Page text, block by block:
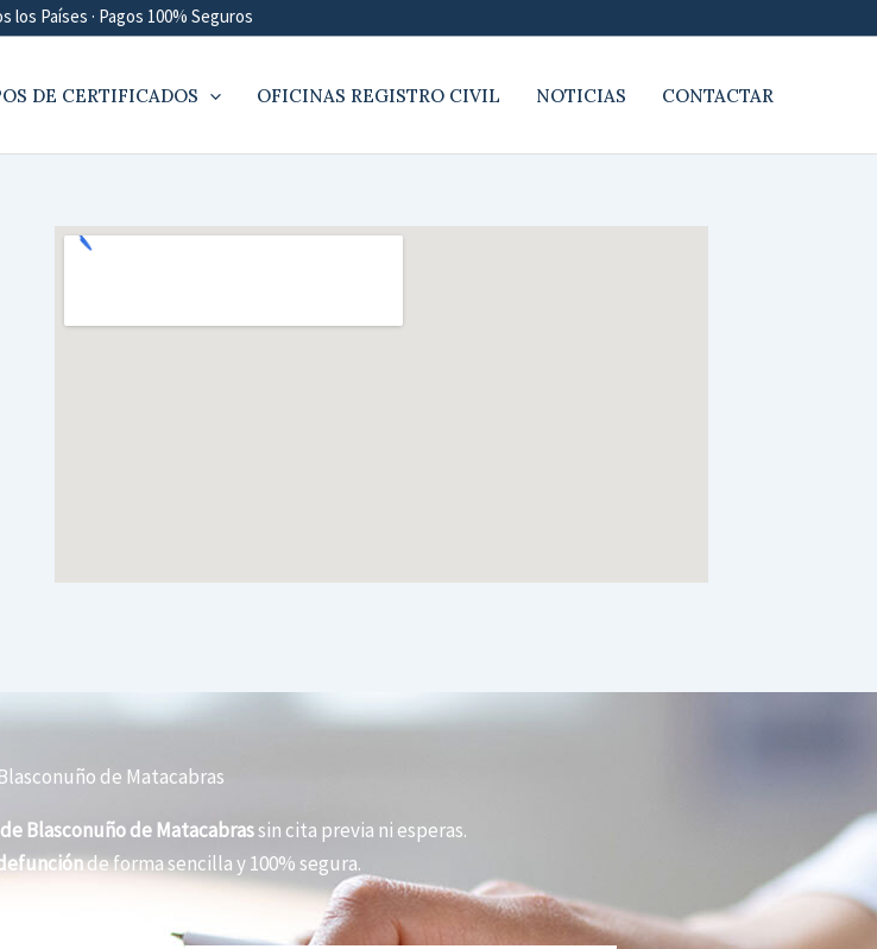
los Países · Pagos 100% Seguros
DE CERTIFICADOS OFICINAS REGISTRO CIVIL NOTICIAS CONTACTAR
de Matacabras
Blasconuño de Matacabrassin cita previa ni esperas.
de forma sencilla y 100% segura.